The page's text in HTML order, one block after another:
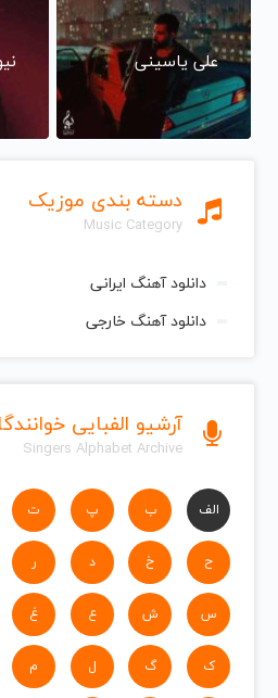
علی یاسینی
دسته بندی موزیک
Music Category
دانلود آهنگ ایرانی
دانلود آهنگ خارجی
آرشیو الفبایی
Singers Alphabet Archive
الف ب پ ت
ح خ د ر
س ش ع غ
ک گ ل م